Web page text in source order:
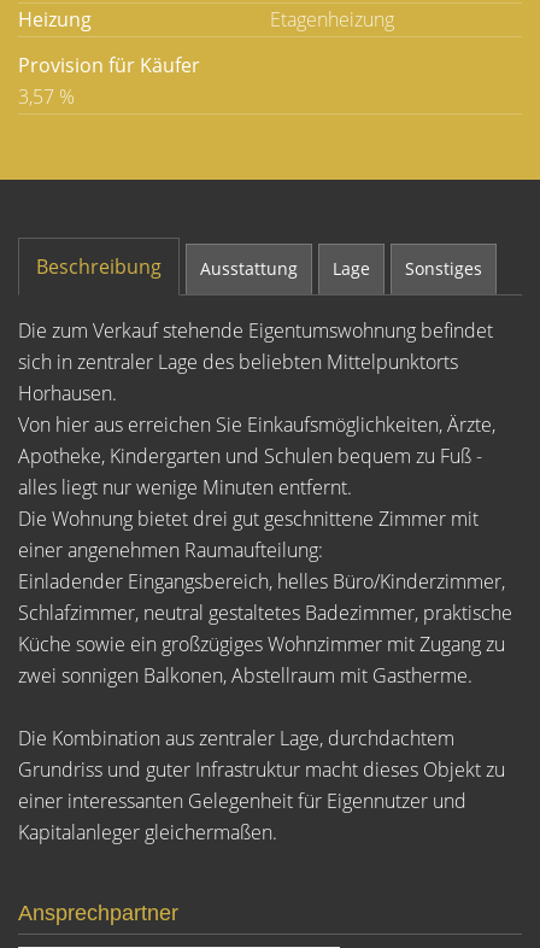
Heizung
Etagenheizung
Provision für Käufer
3,57 %
Beschreibung Ausstattung Lage Sonstiges
Die zum Verkauf stehende Eigentumswohnung befindet
sich in zentraler Lage des beliebten Mittelpunktorts
Horhausen.
Von hier aus erreichen Sie Einkaufsmöglichkeiten, Ärzte,
Apotheke, Kindergarten und Schulen bequem zu Fuß -
alles liegt nur wenige Minuten entfernt.
Die Wohnung bietet drei gut geschnittene Zimmer mit
einer angenehmen Raumaufteilung:
Einladender Eingangsbereich, helles Büro/Kinderzimmer,
Schlafzimmer, neutral gestaltetes Badezimmer, praktische
Küche sowie ein großzügiges Wohnzimmer mit Zugang zu
zwei sonnigen Balkonen, Abstellraum mit Gastherme.
Die Kombination aus zentraler Lage, durchdachtem
Grundriss und guter Infrastruktur macht dieses Objekt zu
einer interessanten Gelegenheit für Eigennutzer und
Kapitalanleger gleichermaßen.
Ansprechpartner